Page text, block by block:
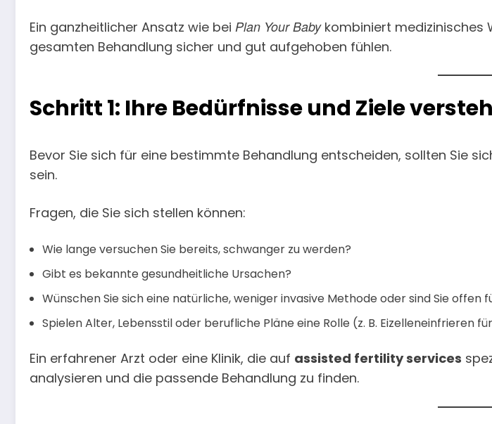
Ein ganzheitlicher Ansatz wie bei Plan Your Babykombiniert medizinisches
gesamten Behandlung sicher und gut aufgehoben fühlen.
Schritt 1: Ihre Bedürfnisse und Ziele
Bevor Sie sich für eine bestimmte Behandlung entscheiden, sollten Sie
sein.
Fragen, die Sie sich stellen können:
Wie lange versuchen Sie bereits, schwanger zu werden?
Gibt es bekannte gesundheitliche Ursachen?
Wünschen Sie sich eine natürliche, weniger invasive Methode oder sind Sie offen
Spielen Alter, Lebensstil oder berufliche Pläne eine Rolle (z. B. Eizelleneinfrieren
Ein erfahrener Arzt oder eine Klinik, die auf assisted fertility services
analysieren und die passende Behandlung zu finden.